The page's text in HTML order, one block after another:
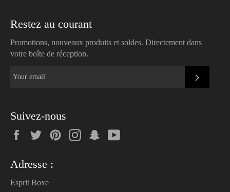
Restez au courant
Promotions, nouveaux produits et soldes. Directement dans
votre boîte de réception.
Suivez-nous
FacebookTwitterPinterestInstagramSnapchat
Adresse :
Esprit Boxe